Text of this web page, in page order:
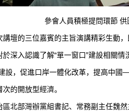
參會人員積極提問環節 供
的三位嘉賓的主旨演講精彩生動，
於深入認識了解“單一窗口”建設相關
設，促進口岸一體化改革，提高中
次的開放型經濟。
部灣辦黨組書記、常務副主任魏然